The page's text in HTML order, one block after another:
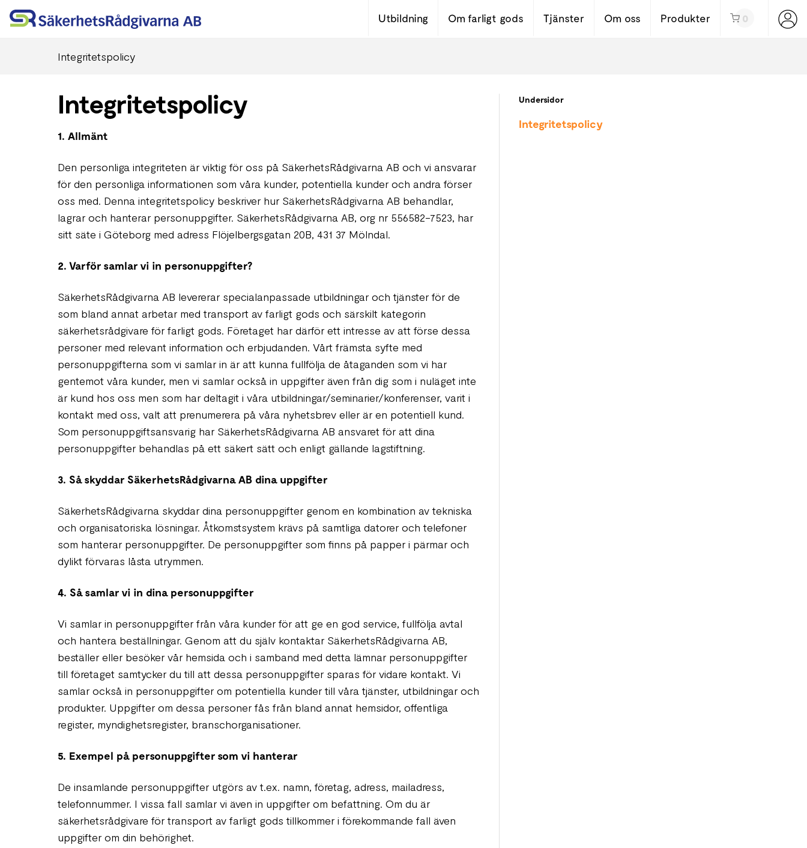
Utbildning Om farligt gods Tjänster Om oss Produkter 0
Integritetspolicy
Integritetspolicy
1. Allmänt
Den personliga integriteten är viktig för oss på SäkerhetsRådgivarna AB och vi ansvarar
för den personliga informationen som våra kunder, potentiella kunder och andra förser
oss med. Denna integritetspolicy beskriver hur SäkerhetsRådgivarna AB behandlar,
lagrar och hanterar personuppgifter. SäkerhetsRådgivarna AB, org nr 556582-7523, har
sitt säte i Göteborg med adress Flöjelbergsgatan 20B, 431 37 Mölndal.
2. Varför samlar vi in personuppgifter?
SäkerhetsRådgivarna AB levererar specialanpassade utbildningar och tjänster för de
som bland annat arbetar med transport av farligt gods och särskilt kategorin
säkerhetsrådgivare för farligt gods. Företaget har därför ett intresse av att förse dessa
personer med relevant information och erbjudanden. Vårt främsta syfte med
personuppgifterna som vi samlar in är att kunna fullfölja de åtaganden som vi har
gentemot våra kunder, men vi samlar också in uppgifter även från dig som i nuläget inte
är kund hos oss men som har deltagit i våra utbildningar/seminarier/konferenser, varit i
kontakt med oss, valt att prenumerera på våra nyhetsbrev eller är en potentiell kund.
Som personuppgiftsansvarig har SäkerhetsRådgivarna AB ansvaret för att dina
personuppgifter behandlas på ett säkert sätt och enligt gällande lagstiftning.
3. Så skyddar SäkerhetsRådgivarna AB dina uppgifter
SäkerhetsRådgivarna skyddar dina personuppgifter genom en kombination av tekniska
och organisatoriska lösningar. Åtkomstsystem krävs på samtliga datorer och telefoner
som hanterar personuppgifter. De personuppgifter som finns på papper i pärmar och
dylikt förvaras låsta utrymmen.
4. Så samlar vi in dina personuppgifter
Vi samlar in personuppgifter från våra kunder för att ge en god service, fullfölja avtal
och hantera beställningar. Genom att du själv kontaktar SäkerhetsRådgivarna AB,
beställer eller besöker vår hemsida och i samband med detta lämnar personuppgifter
till företaget samtycker du till att dessa personuppgifter sparas för vidare kontakt. Vi
samlar också in personuppgifter om potentiella kunder till våra tjänster, utbildningar och
produkter. Uppgifter om dessa personer fås från bland annat hemsidor, offentliga
register, myndighetsregister, branschorganisationer.
5. Exempel på personuppgifter som vi hanterar
De insamlande personuppgifter utgörs av t.ex. namn, företag, adress, mailadress,
telefonnummer. I vissa fall samlar vi även in uppgifter om befattning. Om du är
säkerhetsrådgivare för transport av farligt gods tillkommer i förekommande fall även
uppgifter om din behörighet.
Undersidor
Integritetspolicy